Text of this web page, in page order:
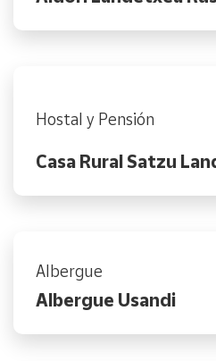
Hostal y Pensión
Casa Rural Satzu
Albergue
Albergue Usandi